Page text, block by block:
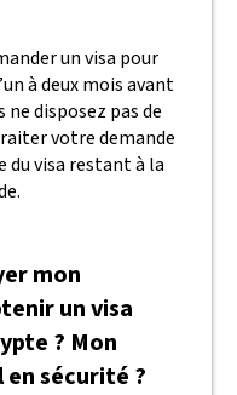
un visa pour
à deux mois avant
ne disposez pas de
votre demande
du visa restant à la
mon
un visa
? Mon
sécurité ?